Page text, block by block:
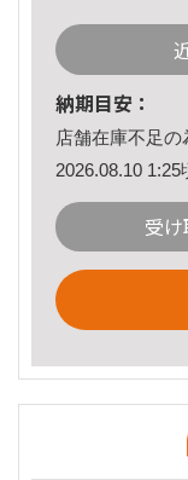
納期目安：
店舗在庫不足の
2026.08.10 1:25
受